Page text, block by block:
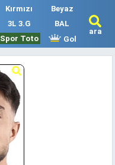
Kırmızı
Beyaz
3L 3.G
BAL
Spor Toto Gol
ara